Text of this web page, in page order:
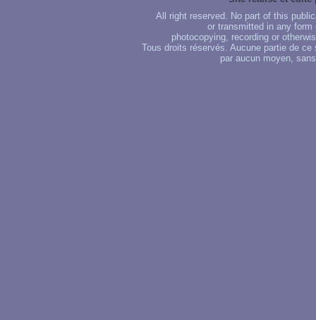
All right reserved. No part of this
or transmitted in any
photocopying, recording or
Tous droits réservés. Aucune partie de
par aucun moyen,